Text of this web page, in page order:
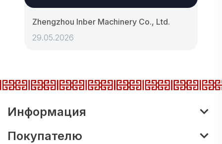
Zhengzhou Inber Machinery Co., Ltd.
29.05.2026
Информация
Покупателю